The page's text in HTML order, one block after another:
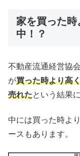
家を買った
中！？
不動産流通経営協
が買った時より高
売れたという結果
中には買った時より
ースもあります。